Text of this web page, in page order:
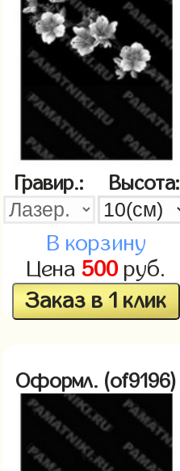
Гравир.: Высота:
В корзину
Цена 500руб.
Заказ в 1 клик
Оформл. (of9196)